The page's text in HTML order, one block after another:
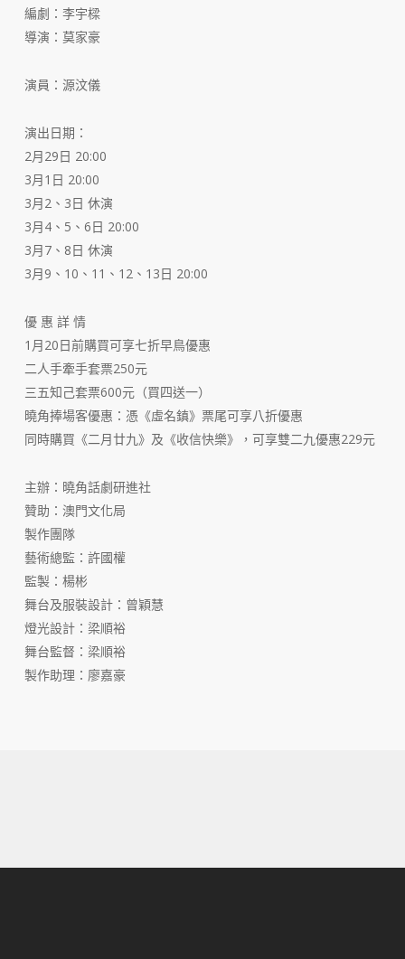
編劇：李宇樑
導演：莫家豪
演員：源汶儀
演出日期：
2月29日 20:00
3月1日 20:00
3月2、3日 休演
3月4、5、6日 20:00
3月7、8日 休演
3月9、10、11、12、13日 20:00
優 惠 詳 情
1月20日前購買可享七折早鳥優惠
二人手牽手套票250元
三五知己套票600元（買四送一）
曉角捧場客優惠：憑《虛名鎮》票尾可享八折優惠
同時購買《二月廿九》及《收信快樂》，可享雙二九優惠229元
主辦：曉角話劇研進社
贊助：澳門文化局
製作團隊
藝術總監：許國權
監製：楊彬
舞台及服裝設計：曾穎慧
燈光設計：梁順裕
舞台監督：梁順裕
製作助理：廖嘉豪